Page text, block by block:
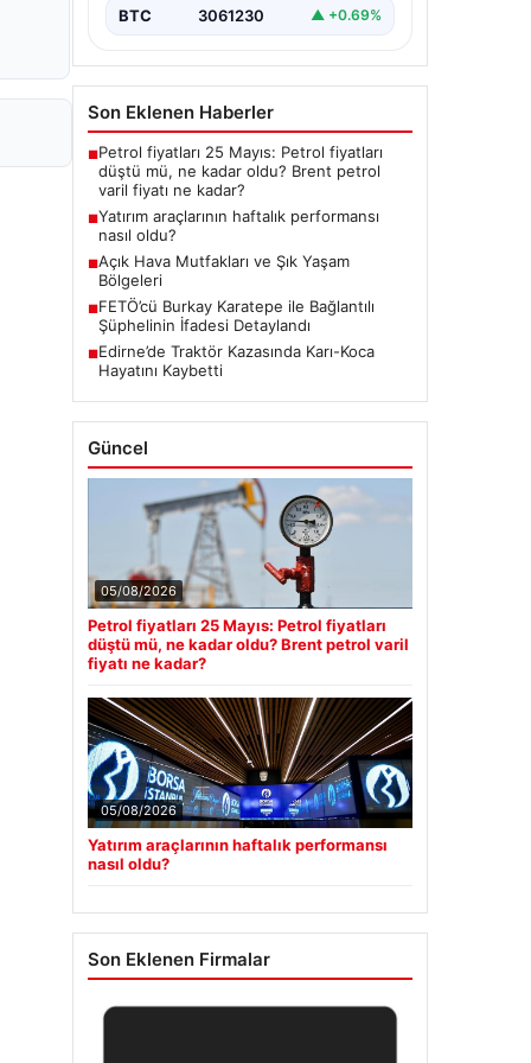
BTC 3061230 ▲ +0.69%
Son Eklenen Haberler
■Petrol fiyatları 25 Mayıs: Petrol fiyatları
düştü mü, ne kadar oldu? Brent petrol
varil fiyatı ne kadar?
■Yatırım araçlarının haftalık performansı
nasıl oldu?
■Açık Hava Mutfakları ve Şık Yaşam
Bölgeleri
■FETÖ’cü Burkay Karatepe ile Bağlantılı
Şüphelinin İfadesi Detaylandı
■Edirne’de Traktör Kazasında Karı-Koca
Hayatını Kaybetti
Güncel
05/08/2026
Petrol fiyatları 25 Mayıs: Petrol fiyatları
düştü mü, ne kadar oldu? Brent petrol varil
fiyatı ne kadar?
05/08/2026
Yatırım araçlarının haftalık performansı
nasıl oldu?
Son Eklenen Firmalar